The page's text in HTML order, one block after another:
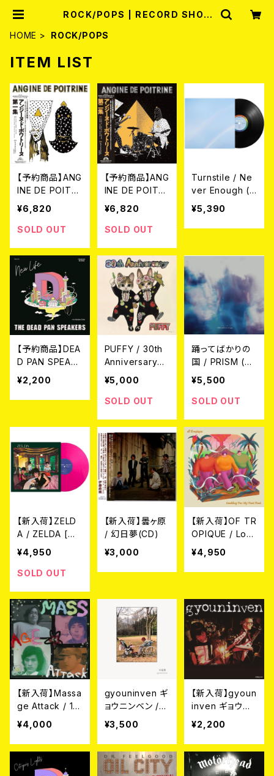
ROCK/POPS | RECORD SHOP
HOME
ROCK/POPS
ITEM LIST
【予約商品】ANG
INE DE POITRI
NE アンジーヌ・
ド・ポワトリーヌ
/ 第一集 (帯・解
LP)[8月5日発
売]
¥6,820
SOLD OUT
【予約商品】ANG
INE DE POITRI
NE アンジーヌ・
ド・ポワトリーヌ
/ 第二集 (帯・解
LP) [8月5日発
売]
¥6,820
SOLD OUT
Turnstile / Ne
ver Enough (L
P/BLACK VINY
¥5,390
【予約商品】DEA
D PAN SPEAKE
RS / New Life
(7") 【7月8日
発売】
¥2,200
PUFFY / 30th
Anniversary
[パステルブル
ー・ヴァイナル]
(LP)
¥5,000
SOLD OUT
踊ってばかりの
国 / PRISM (2L
P)
¥5,500
SOLD OUT
【新入荷】ZELD
A / ZELDA [ク
リアピンク・ヴァ
イナル] LP
¥4,950
SOLD OUT
【新入荷】曇ヶ原
/ 幻日夢(CD)
¥3,000
【新入荷】OF TR
OPIQUE / Loo
king For My F
oot Foot (LP)
【6月3日発売】
¥4,950
【新入荷】Massa
ge Attack / 1,0
00,000,000 A
ttack (LP) 【6
月3日発売】
¥4,000
gyouninven ギ
ョウニンベン /
本能動 (CD)
¥3,500
【新入荷】gyoun
inven ギョウニ
ンベン / あとが
き (7")
¥2,200